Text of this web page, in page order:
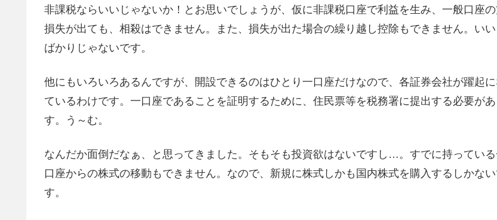
非課税ならいいじゃないか！とお思いでしょうが、仮に非課税口座で利益を生み、一般口座
損失が出ても、相殺はできません。また、損失が出た場合の繰り越し控除もできません。いい
ばかりじゃないです。
他にもいろいろあるんですが、開設できるのはひとり一口座だけなので、各証券会社が躍起に
ているわけです。一口座であることを証明するために、住民票等を税務署に提出する必要があ
す。う～む。
なんだか面倒だなぁ、と思ってきました。そもそも投資欲はないですし…。すでに持ってい
口座からの株式の移動もできません。なので、新規に株式しかも国内株式を購入するしかな
す。